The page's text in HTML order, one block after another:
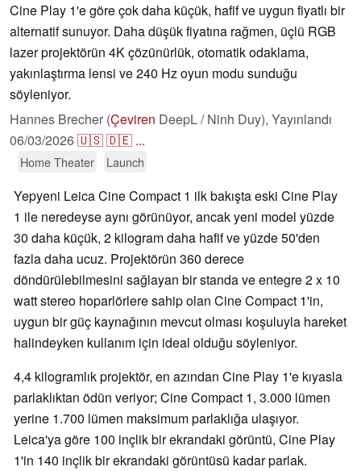
Cine Play 1'e göre çok daha küçük, hafif ve uygun fiyatlı bir
alternatif sunuyor. Daha düşük fiyatına rağmen, üçlü RGB
lazer projektörün 4K çözünürlük, otomatik odaklama,
yakınlaştırma lensi ve 240 Hz oyun modu sunduğu
söyleniyor.
Hannes Brecher (Çeviren DeepL / Ninh Duy), Yayınlandı
06/03/2026🇺🇸🇩🇪 ...
Home Theater Launch
Yepyeni Leica Cine Compact 1 ilk bakışta eski Cine Play
1 ile neredeyse aynı görünüyor, ancak yeni model yüzde
30 daha küçük, 2 kilogram daha hafif ve yüzde 50'den
fazla daha ucuz. Projektörün 360 derece
döndürülebilmesini sağlayan bir standa ve entegre 2 x 10
watt stereo hoparlörlere sahip olan Cine Compact 1'in,
uygun bir güç kaynağının mevcut olması koşuluyla hareket
halindeyken kullanım için ideal olduğu söyleniyor.
4,4 kilogramlık projektör, en azından Cine Play 1'e kıyasla
parlaklıktan ödün veriyor; Cine Compact 1, 3.000 lümen
yerine 1.700 lümen maksimum parlaklığa ulaşıyor.
Leica'ya göre 100 inçlik bir ekrandaki görüntü, Cine Play
1'in 140 inçlik bir ekrandaki görüntüsü kadar parlak.